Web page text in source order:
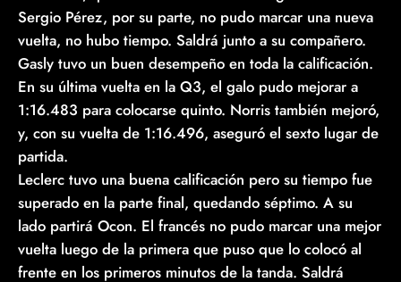
Sergio Pérez, por su parte, no pudo marcar una nueva
vuelta, no hubo tiempo. Saldrá junto a su compañero.
Gasly tuvo un buen desempeño en toda la calificación.
En su última vuelta en la Q3, el galo pudo mejorar a
1:16.483 para colocarse quinto. Norris también mejoró,
y, con su vuelta de 1:16.496, aseguró el sexto lugar de
partida.
Leclerc tuvo una buena calificación pero su tiempo fue
superado en la parte final, quedando séptimo. A su
lado partirá Ocon. El francés no pudo marcar una mejor
vuelta luego de la primera que puso que lo colocó al
frente en los primeros minutos de la tanda. Saldrá